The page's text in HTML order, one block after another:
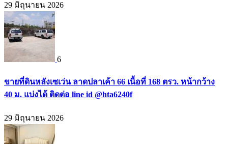
29 มิถุนายน 2026
6
ขายที่ดินหลังเซเว่น ลาดปลาเค้า 66 เนื้อที่ 168 ตรว. หน้ากว้าง
40 ม. แบ่งได้ ติดต่อ line id @hta6240f
29 มิถุนายน 2026